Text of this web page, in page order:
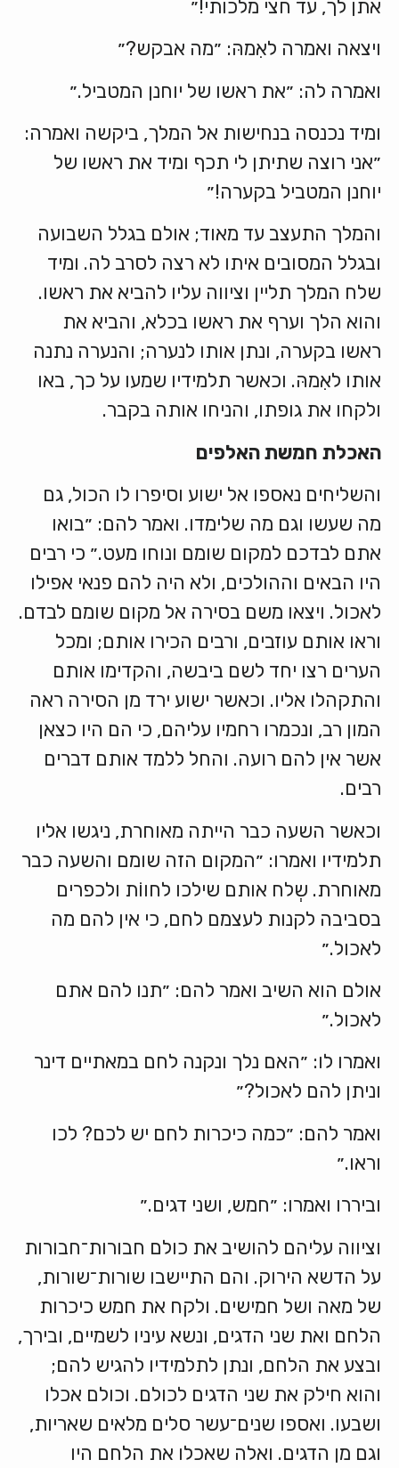
אתן לך, עד חצי מלכותי!״
ויצאה ואמרה לאִמהּ: ״מה אבקש?״
ואמרה לה: ״את ראשו של יוחנן המטביל.״
ומיד נכנסה בנחישות אל המלך, ביקשה ואמרה:
״אני רוצה שתיתן לי תכף ומיד את ראשו של
יוחנן המטביל בקערה!״
והמלך התעצב עד מאוד; אולם בגלל השבועה
ובגלל המסובים איתו לא רצה לסרב לה. ומיד
שלח המלך תליין וציווה עליו להביא את ראשו.
והוא הלך וערף את ראשו בכלא, והביא את
ראשו בקערה, ונתן אותו לנערה; והנערה נתנה
אותו לאִמהּ. וכאשר תלמידיו שמעו על כך, באו
ולקחו את גופתו, והניחו אותה בקבר.
האכלת חמשתהאלפים
והשליחים נאספו אל ישוע וסיפרו לו הכול, גם
מה שעשו וגם מה שלימדו. ואמר להם: ״בואו
אתם לבדכם למקום שומם ונוחו מעט.״ כי רבים
היו הבאים וההולכים, ולא היה להם פנאי אפילו
לאכול. ויצאו משם בסירה אל מקום שומם לבדם.
וראו אותם עוזבים, ורבים הכירו אותם; ומכל
הערים רצו יחד לשם ביבשה, והקדימו אותם
והתקהלו אליו. וכאשר ישוע ירד מן הסירה ראה
המון רב, ונכמרו רחמיו עליהם, כי הם היו כצאן
אשר אין להם רועה. והחל ללמד אותם דברים
רבים.
וכאשר השעה כבר הייתה מאוחרת, ניגשו אליו
תלמידיו ואמרו: ״המקום הזה שומם והשעה כבר
מאוחרת. שְלח אותם שילכו לחווֹת ולכפרים
בסביבה לקנות לעצמם לחם, כי אין להם מה
לאכול.״
אולם הוא השיב ואמר להם: ״תנו להם אתם
לאכול.״
ואמרו לו: ״האם נלך ונקנה לחם במאתיים דינר
וניתן להם לאכול?״
ואמר להם: ״כמה כיכרות לחם יש לכם? לכו
וראו.״
וביררו ואמרו: ״חמש, ושני דגים.״
וציווה עליהם להושיב את כולם חבורות־חבורות
על הדשא הירוק. והם התיישבו שורות־שורות,
של מאה ושל חמישים. ולקח את חמש כיכרות
הלחם ואת שני הדגים, ונשא עיניו לשמיים, ובירך,
ובצע את הלחם, ונתן לתלמידיו להגיש להם;
והוא חילק את שני הדגים לכולם. וכולם אכלו
ושבעו. ואספו שנים־עשר סלים מלאים שאריות,
וגם מן הדגים. ואלה שאכלו את הלחם היו